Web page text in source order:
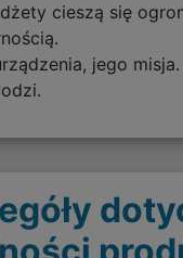
cieszą się
jego